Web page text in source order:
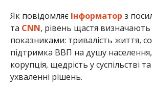
Як повідомляє Інформатор з
та CNN, рівень щастя визначають
показниками: тривалість життя,
підтримка ВВП на душу
корупція, щедрість у суспільстві
ухваленні рішень.